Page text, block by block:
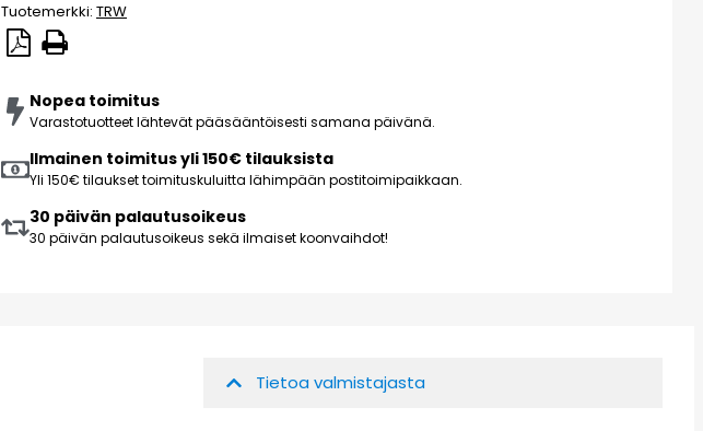
Tuotemerkki: TRW
Nopea toimitus
Varastotuotteet lähtevät pääsääntöisesti samana päivänä.
Ilmainen toimitus yli 150€ tilauksista
Yli 150€ tilaukset toimituskuluitta lähimpään postitoimipaikkaan.
30 päivän palautusoikeus
30 päivän palautusoikeus sekä ilmaiset koonvaihdot!
Tietoa valmistajasta